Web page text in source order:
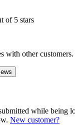
of 5 stars
with other customers.
while being
New customer?